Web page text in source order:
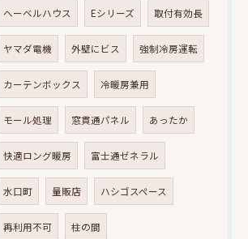
へーベルハウス Eシリーズ 取付有効長
ヤマダ電機 外壁にビス 強制冷房運転
カーテンボックス 冷暖房兼用
モール処理 窓貫通パネル あったか
快適ロング暖房 富士通ゼネラル
水口町 量販店 ハシゴスペース
再利用不可 柱の間